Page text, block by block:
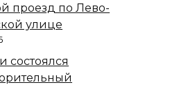
проезд по Лево-
улице
состоялся